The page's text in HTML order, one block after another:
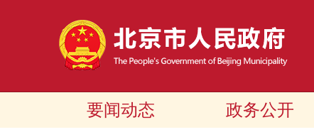
要闻动态 政务公开